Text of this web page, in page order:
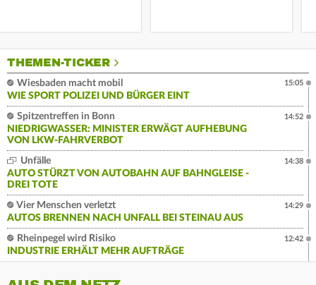
THEMEN-TICKER
Wiesbaden macht mobil
WIE SPORT POLIZEI UND BÜRGER EINT
15:05
Spitzentreffen in Bonn
NIEDRIGWASSER: MINISTER ERWÄGT AUFHEBUNG
VON LKW-FAHRVERBOT
14:52
Unfälle
AUTO STÜRZT VON AUTOBAHN AUF BAHNGLEISE -
DREI TOTE
14:38
Vier Menschen verletzt
AUTOS BRENNEN NACH UNFALL BEI STEINAU AUS
14:29
Rheinpegel wird Risiko
INDUSTRIE ERHÄLT MEHR AUFTRÄGE
12:42